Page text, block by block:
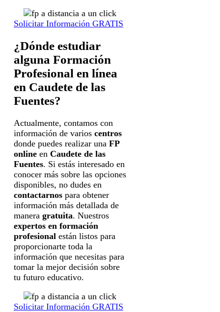
Solicitar Información GRATIS
¿Dónde estudiar
alguna Formación
Profesional en línea
en Caudete de las
Fuentes?
Actualmente, contamos con
información de varios centros
donde puedes realizar una FP
online en Caudete de las
Fuentes. Si estás interesado en
conocer más sobre las opciones
disponibles, no dudes en
contactarnos para obtener
información más detallada de
manera gratuita. Nuestros
expertos en formación
profesional están listos para
proporcionarte toda la
información que necesitas para
tomar la mejor decisión sobre
tu futuro educativo.
Solicitar Información GRATIS